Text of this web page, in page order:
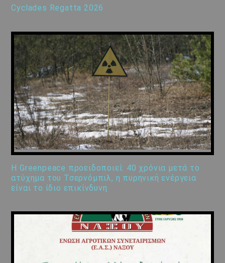
Cyclades Regatta 2026
Η Greenpeace προειδοποιεί: 40 χρόνια μετά το
ατύχημα του Τσερνόμπιλ, η πυρηνική ενέργεια
είναι το ίδιο επικίνδυνη